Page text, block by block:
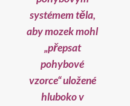
systémem těla,
aby mozek mohl
„přepsat
pohybové
vzorce“ uložené
hluboko v